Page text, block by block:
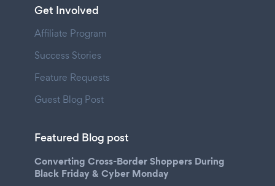
Get Involved
Affiliate Program
Success Stories
Feature Requests
Guest Blog Post
Featured Blog post
Converting Cross-Border Shoppers During
Black Friday & Cyber Monday